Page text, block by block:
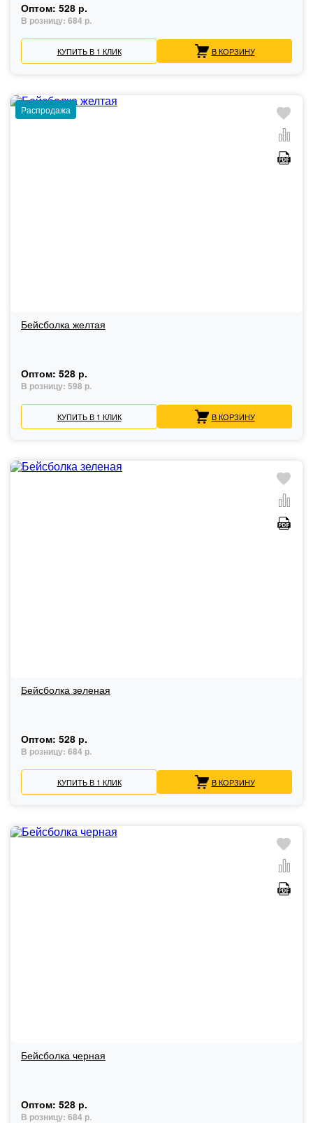
Оптом: 528 р.
В розницу: 684 р.
КУПИТЬ В 1 КЛИК В КОРЗИНУ
Распродажа
Бейсболка желтая
Оптом: 528 р.
В розницу: 598 р.
КУПИТЬ В 1 КЛИК В КОРЗИНУ
Бейсболка зеленая
Оптом: 528 р.
В розницу: 684 р.
КУПИТЬ В 1 КЛИК В КОРЗИНУ
Бейсболка черная
Оптом: 528 р.
В розницу: 684 р.